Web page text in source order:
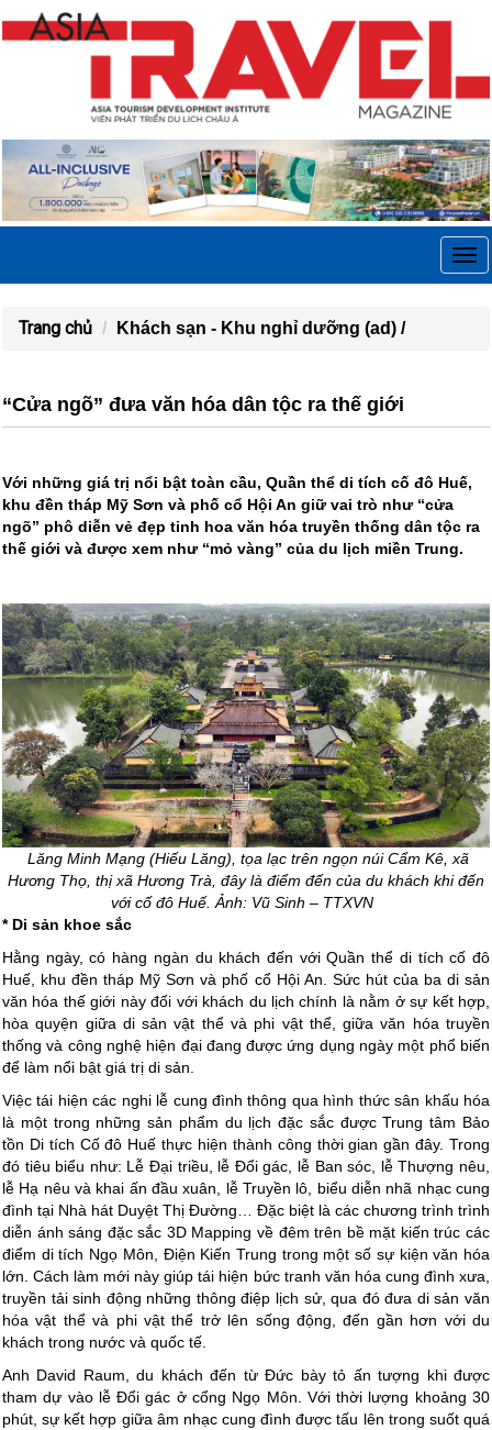
Trang chủ Khách sạn - Khu nghỉ dưỡng (ad) /
“Cửa ngõ” đưa văn hóa dân tộc ra thế giới
Với những giá trị nổi bật toàn cầu, Quần thể di tích cố đô Huế,
khu đền tháp Mỹ Sơn và phố cổ Hội An giữ vai trò như “cửa
ngõ” phô diễn vẻ đẹp tinh hoa văn hóa truyền thống dân tộc ra
thế giới và được xem như “mỏ vàng” của du lịch miền Trung.
Lăng Minh Mạng (Hiếu Lăng), tọa lạc trên ngọn núi Cẩm Kê, xã
Hương Thọ, thị xã Hương Trà, đây là điểm đến của du khách khi đến
với cố đô Huế. Ảnh: Vũ Sinh – TTXVN
* Di sản khoe sắc
Hằng ngày, có hàng ngàn du khách đến với Quần thể di tích cố đô
Huế, khu đền tháp Mỹ Sơn và phố cổ Hội An. Sức hút của ba di sản
văn hóa thế giới này đối với khách du lịch chính là nằm ở sự kết hợp,
hòa quyện giữa di sản vật thể và phi vật thể, giữa văn hóa truyền
thống và công nghệ hiện đại đang được ứng dụng ngày một phổ biến
để làm nổi bật giá trị di sản.
Việc tái hiện các nghi lễ cung đình thông qua hình thức sân khấu hóa
là một trong những sản phẩm du lịch đặc sắc được Trung tâm Bảo
tồn Di tích Cố đô Huế thực hiện thành công thời gian gần đây. Trong
đó tiêu biểu như: Lễ Đại triều, lễ Đổi gác, lễ Ban sóc, lễ Thượng nêu,
lễ Hạ nêu và khai ấn đầu xuân, lễ Truyền lô, biểu diễn nhã nhạc cung
đình tại Nhà hát Duyệt Thị Đường… Đặc biệt là các chương trình trình
diễn ánh sáng đặc sắc 3D Mapping về đêm trên bề mặt kiến trúc các
điểm di tích Ngọ Môn, Điện Kiến Trung trong một số sự kiện văn hóa
lớn. Cách làm mới này giúp tái hiện bức tranh văn hóa cung đình xưa,
truyền tải sinh động những thông điệp lịch sử, qua đó đưa di sản văn
hóa vật thể và phi vật thể trở lên sống động, đến gần hơn với du
khách trong nước và quốc tế.
Anh David Raum, du khách đến từ Đức bày tỏ ấn tượng khi được
tham dự vào lễ Đổi gác ở cổng Ngọ Môn. Với thời lượng khoảng 30
phút, sự kết hợp giữa âm nhạc cung đình được tấu lên trong suốt quá